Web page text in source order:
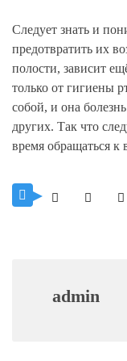
Следует знать и
предотвратить их
полости, зависит
только от гигиены
собой, и она
других. Так что
время обращаться к
admin